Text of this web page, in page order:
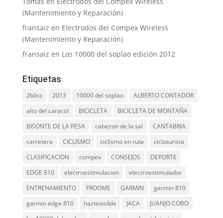
(Mantenimiento y Reparación)
fransaiz en Electrodos del Compex Wireless
(Mantenimiento y Reparación)
fransaiz en Los 10000 del soplao edición 2012
Etiquetas
2bliss 2013 10000 del soplao
ALBERTO CONTADOR
alto del caracol
BICICLETA
BICICLETA DE MONTAÑA
BISONTE DE LA PESA
cabezon de la sal
CANTABRIA
carretera
CICLISMO ciclismo en ruta
cicloturista
CLASIFICACION
compex CONSEJOS
DEPORTE
EDGE 810
electroestimulacion
electroestimulador
ENTRENAMIENTO
FROOME GARMIN
garmin 810
garmin edge 810
haztevisible JACA
JUANJO COBO